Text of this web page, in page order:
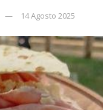
14 Agosto 2025